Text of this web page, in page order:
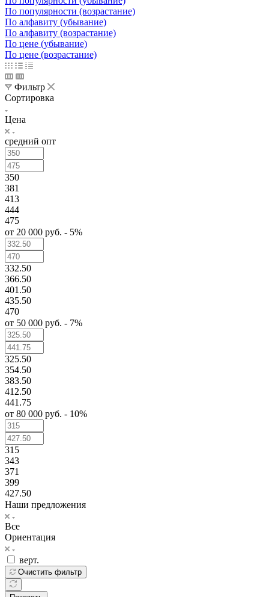
По популярности (возрастание)
По алфавиту (убывание)
По алфавиту (возрастание)
По цене (убывание)
По цене (возрастание)
Фильтр
Сортировка
Цена
средний опт
350
381
413
444
475
от 20 000 руб. - 5%
332.50
366.50
401.50
435.50
470
от 50 000 руб. - 7%
325.50
354.50
383.50
412.50
441.75
от 80 000 руб. - 10%
315
343
371
399
427.50
Наши предложения
Все
Ориентация
верт.
Очистить фильтр